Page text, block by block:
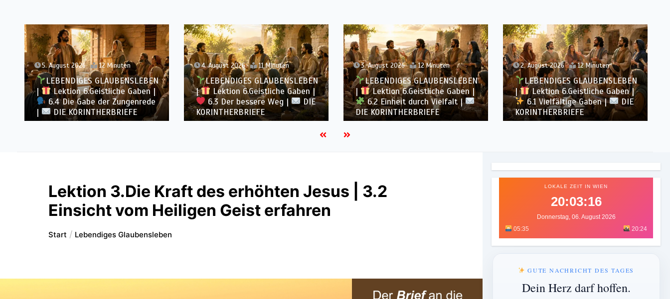
4. August 2026 11 Minuten
LEBENDIGES GLAUBENSLEBEN
|
Lektion 6.Geistliche Gaben |
6.3 Der bessere Weg |
DIE
KORINTHERBRIEFE
3. August 2026 12 Minuten
LEBENDIGES GLAUBENSLEBEN
|
Lektion 6.Geistliche Gaben |
6.2 Einheit durch Vielfalt |
DIE KORINTHERBRIEFE
2. August 2026 12 Minuten
LEBENDIGES GLAUBENSLEBEN
|
Lektion 6.Geistliche Gaben |
6.1 Vielfältige Gaben |
DIE
KORINTHERBRIEFE
31. Juli 2026 16 Minuten
LEBENDIGES GLAUBENSLEBEN
|
Lektion 5.Gott alle Ehre |
5.6 Zusammenfassung |
DIE
KORINTHERBRIEFE
Lektion 3.Die Kraft des erhöhten Jesus | 3.2
Einsicht vom Heiligen Geist erfahren
Start Lebendiges Glaubensleben
LOKALE ZEIT IN WIEN
20:03:19
Donnerstag, 06. August 2026
05:35
20:24
GUTE NACHRICHT DES TAGES
Dein Herz darf hoffen.